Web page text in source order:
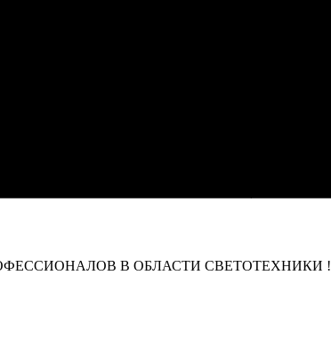
В ОБЛАСТИ СВЕТОТЕХНИКИ !